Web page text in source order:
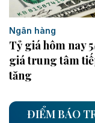
Ngân hàng
Tỷ giá hôm nay
giá trung tâm
tăng
ĐIỂM BÁO